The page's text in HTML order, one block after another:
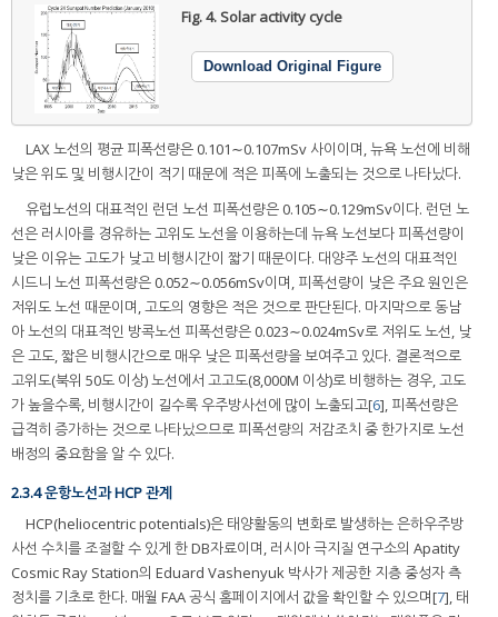
Fig. 4.Solar activity cycle
Download Original Figure
LAX 노선의 평균 피폭선량은 0.101∼0.107mSv 사이이며, 뉴욕 노선에 비해
낮은 위도 및 비행시간이 적기 때문에 적은 피폭에 노출되는 것으로 나타났다.
유럽노선의 대표적인 런던 노선 피폭선량은 0.105∼0.129mSv이다. 런던 노
선은 러시아를 경유하는 고위도 노선을 이용하는데 뉴욕 노선보다 피폭선량이
낮은 이유는 고도가 낮고 비행시간이 짧기 때문이다. 대양주 노선의 대표적인
시드니 노선 피폭선량은 0.052∼0.056mSv이며, 피폭선량이 낮은 주요 원인은
저위도 노선 때문이며, 고도의 영향은 적은 것으로 판단된다. 마지막으로 동남
아 노선의 대표적인 방콕노선 피폭선량은 0.023∼0.024mSv로 저위도 노선, 낮
은 고도, 짧은 비행시간으로 매우 낮은 피폭선량을 보여주고 있다. 결론적으로
고위도(북위 50도 이상) 노선에서 고고도(8,000M 이상)로 비행하는 경우, 고도
가 높을수록, 비행시간이 길수록 우주방사선에 많이 노출되고[6], 피폭선량은
급격히 증가하는 것으로 나타났으므로 피폭선량의 저감조치 중 한가지로 노선
배정의 중요함을 알 수 있다.
2.3.4 운항노선과 HCP 관계
HCP(heliocentric potentials)은 태양활동의 변화로 발생하는 은하우주방
사선 수치를 조절할 수 있게 한 DB자료이며, 러시아 극지질 연구소의 Apatity
Cosmic Ray Station의 Eduard Vashenyuk 박사가 제공한 지층 중성자 측
정치를 기초로 한다. 매월 FAA 공식 홈페이지에서 값을 확인할 수 있으며[7], 태